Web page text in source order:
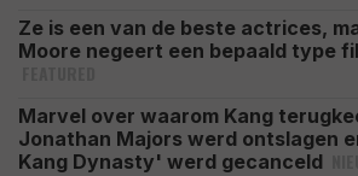
Ze is een van de beste actrices,
Moore negeert een bepaald type
Marvel over waarom Kang
Jonathan Majors werd ontslagen
Kang Dynasty' werd gecanceld